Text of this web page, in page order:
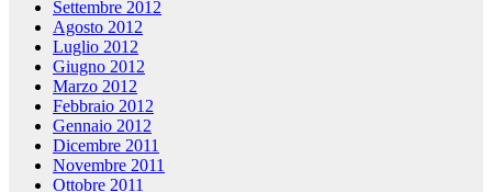
Settembre 2012
Agosto 2012
Luglio 2012
Giugno 2012
Marzo 2012
Febbraio 2012
Gennaio 2012
Dicembre 2011
Novembre 2011
Ottobre 2011